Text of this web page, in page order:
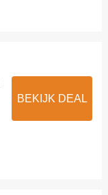
BEKIJK DEAL